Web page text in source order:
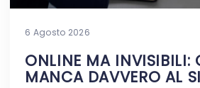
6 Agosto 2026
ONLINE MA INVISIBILI:
MANCA DAVVERO AL